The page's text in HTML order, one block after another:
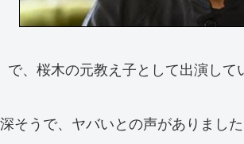
で、桜木の元教え子として出演して
そうで、ヤバいとの声がありました